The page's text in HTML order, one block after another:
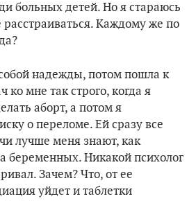
больных детей. Но я стараюсь
расстраиваться. Каждому же по
надежды, потом пошла к
ко мне так строго, когда я
аборт, а потом я
о переломе. Ей сразу все
лучше меня знают, как
беременных. Никакой психолог
Зачем? Что, от ее
уйдет и таблетки